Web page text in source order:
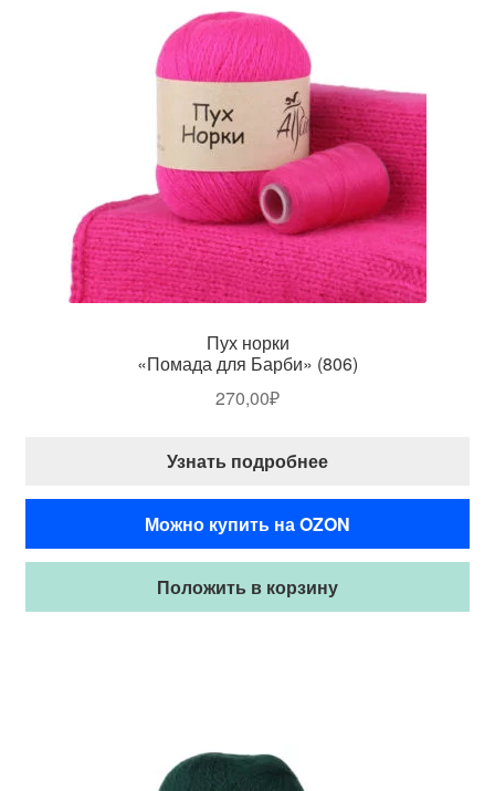
Пух норки
«Помада для Барби» (806)
270,00₽
Узнать подробнее
Можно купить на OZON
Положить в корзину